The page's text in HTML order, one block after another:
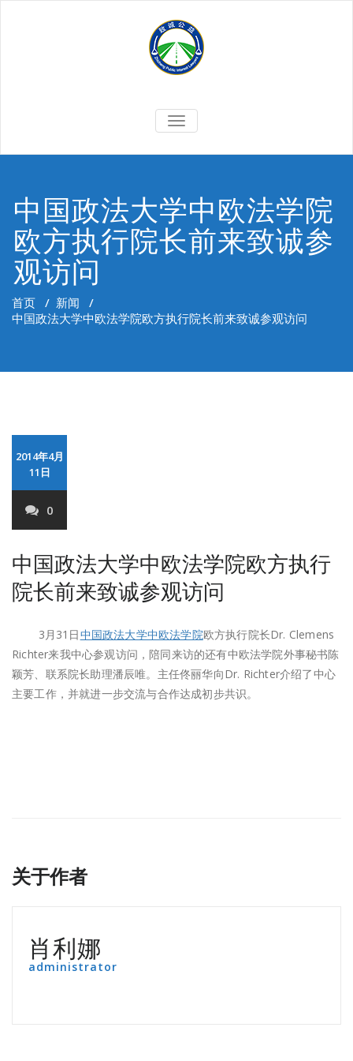
切
换
中国政法大学中欧法学院
欧方执行院长前来致诚参
观访问
首页 / 新闻 /
中国政法大学中欧法学院欧方执行院长前来致诚参观访问
2014年4月
11日
0
中国政法大学中欧法学院欧方执行
院长前来致诚参观访问
3月31日中国政法大学中欧法学院欧方执行院长Dr. Clemens
Richter来我中心参观访问，陪同来访的还有中欧法学院外事秘书陈
颖芳、联系院长助理潘辰唯。主任佟丽华向Dr. Richter介绍了中心
主要工作，并就进一步交流与合作达成初步共识。
关于作者
肖利娜
administrator